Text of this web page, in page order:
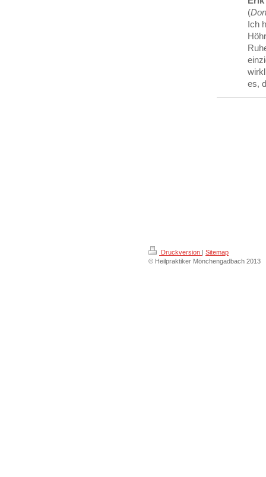
(
Ich
es,
Druckversion | Sitemap
© Heilpraktiker Mönchengadbach 2013